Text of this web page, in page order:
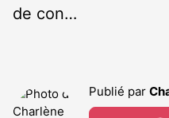
de con…
Publié par